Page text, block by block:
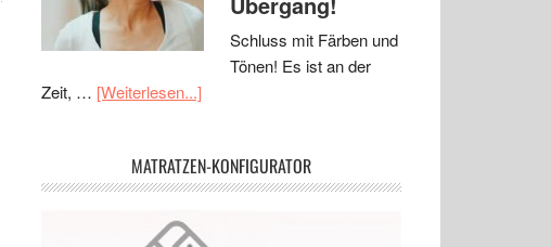
Schluss mit Färben und
Tönen! Es ist an der
Zeit, … [Weiterlesen...]
MATRATZEN-KONFIGURATOR